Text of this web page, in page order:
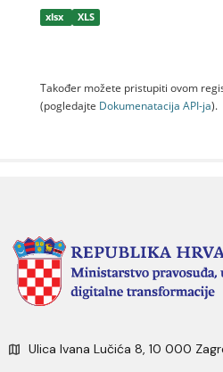
xlsx XLS
Također možete pristupiti ovom
(pogledajte Dokumenаtаcijа API-jа).